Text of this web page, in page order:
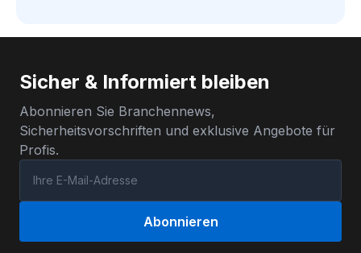
Sicher & Informiert bleiben
Abonnieren Sie Branchennews,
Sicherheitsvorschriften und exklusive Angebote für
Profis.
Abonnieren